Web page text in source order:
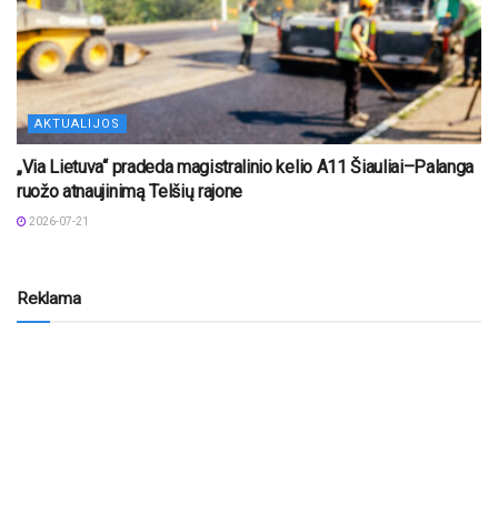
AKTUALIJOS
„Via Lietuva“ pradeda magistralinio kelio A11 Šiauliai–Palanga
ruožo atnaujinimą Telšių rajone
2026-07-21
Reklama